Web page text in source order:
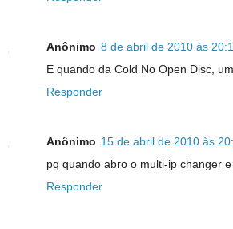
Anônimo 8 de abril de 2010 às
E quando da Cold No Open Disc,
Responder
Anônimo 15 de abril de 2010 às
pq quando abro o multi-ip changer
Responder